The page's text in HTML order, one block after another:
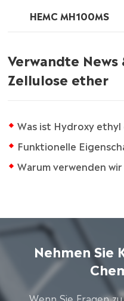
HEMC MH100MS
Verwandte
Zellulose ether
Was ist Hydroxy ethyl
Funktionelle Eigenschaften
Warum verwenden wir
Nehmen Sie
Wenn Sie Fragen